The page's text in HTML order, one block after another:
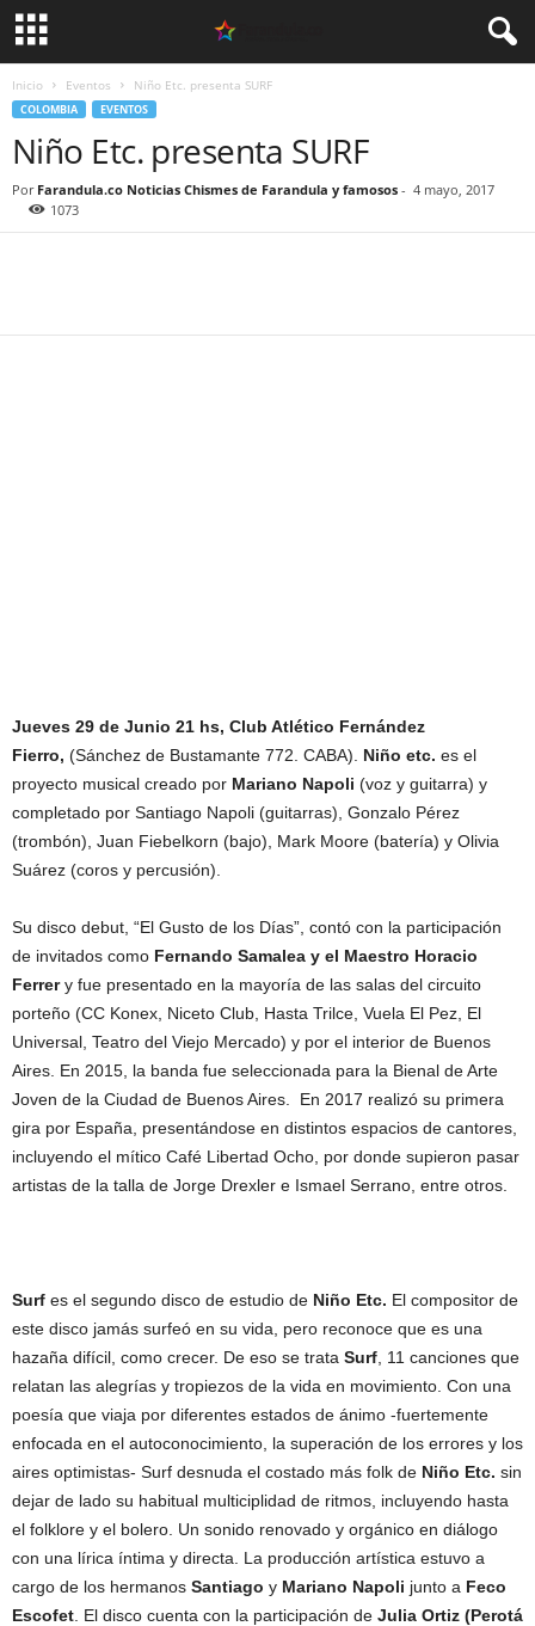
Inicio Eventos Niño Etc. presenta SURF
COLOMBIA EVENTOS
Niño Etc. presenta SURF
Por Farandula.co Noticias Chismes de Farandula y famosos - 4 mayo, 2017
1073
Jueves 29 de Junio 21 hs, Club Atlético Fernández
Fierro, (Sánchez de Bustamante 772. CABA). Niño etc. es el
proyecto musical creado por Mariano Napoli (voz y guitarra) y
completado por Santiago Napoli (guitarras), Gonzalo Pérez
(trombón), Juan Fiebelkorn (bajo), Mark Moore (batería) y Olivia
Suárez (coros y percusión).
Su disco debut, “El Gusto de los Días”, contó con la participación
de invitados como Fernando Samalea y el Maestro Horacio
Ferrery fue presentado en la mayoría de las salas del circuito
porteño (CC Konex, Niceto Club, Hasta Trilce, Vuela El Pez, El
Universal, Teatro del Viejo Mercado) y por el interior de Buenos
Aires. En 2015, la banda fue seleccionada para la Bienal de Arte
Joven de la Ciudad de Buenos Aires. En 2017 realizó su primera
gira por España, presentándose en distintos espacios de cantores,
incluyendo el mítico Café Libertad Ocho, por donde supieron pasar
artistas de la talla de Jorge Drexler e Ismael Serrano, entre otros.
Surf es el segundo disco de estudio de Niño Etc. El compositor de
este disco jamás surfeó en su vida, pero reconoce que es una
hazaña difícil, como crecer. De eso se trata Surf , 11 canciones que
relatan las alegrías y tropiezos de la vida en movimiento. Con una
poesía que viaja por diferentes estados de ánimo -fuertemente
enfocada en el autoconocimiento, la superación de los errores y los
aires optimistas- Surf desnuda el costado más folk de Niño Etc. sin
dejar de lado su habitual multiciplidad de ritmos, incluyendo hasta
el folklore y el bolero. Un sonido renovado y orgánico en diálogo
con una lírica íntima y directa. La producción artística estuvo a
cargo de los hermanos Santiago y Mariano Napoli junto a Feco
Escofet . El disco cuenta con la participación de Julia Ortiz (Perotá